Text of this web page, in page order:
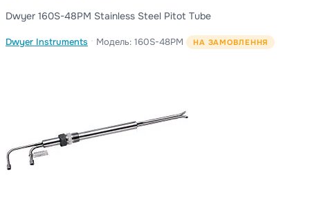
Dwyer 160S-48PM Stainless Steel Pitot Tube
Dwyer Instruments · Модель: 160S-48PM НА ЗАМОВЛЕННЯ